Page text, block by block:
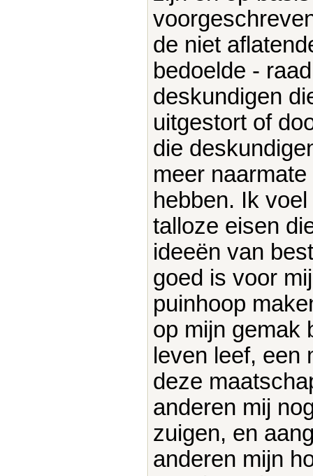
de niet
bedoelde -
deskundigen
uitgestort of
die
meer
hebben. Ik
talloze eisen
ideeën van
goed is voor
puinhoop
op mijn gemak
leven leef, een
deze
anderen mij
zuigen, en
anderen mijn